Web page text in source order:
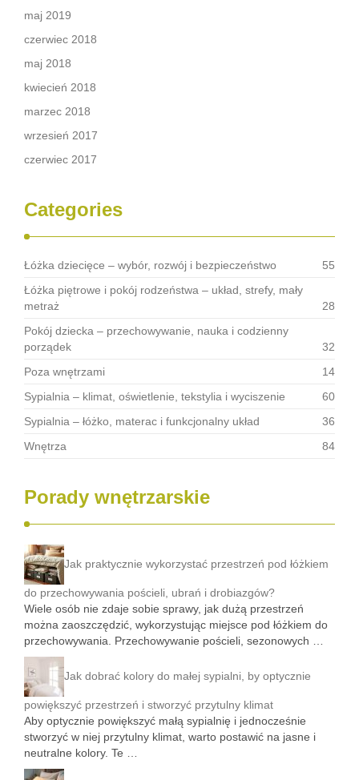
maj 2019
czerwiec 2018
maj 2018
kwiecień 2018
marzec 2018
wrzesień 2017
czerwiec 2017
Categories
Łóżka dziecięce – wybór, rozwój i bezpieczeństwo
55
Łóżka piętrowe i pokój rodzeństwa – układ, strefy, mały
metraż
28
Pokój dziecka – przechowywanie, nauka i codzienny
porządek
32
Poza wnętrzami
14
Sypialnia – klimat, oświetlenie, tekstylia i wyciszenie
60
Sypialnia – łóżko, materac i funkcjonalny układ
36
Wnętrza
84
Porady wnętrzarskie
Jak praktycznie wykorzystać przestrzeń pod łóżkiem
do przechowywania pościeli, ubrań i drobiazgów?
Wiele osób nie zdaje sobie sprawy, jak dużą przestrzeń
można zaoszczędzić, wykorzystując miejsce pod łóżkiem do
przechowywania. Przechowywanie pościeli, sezonowych …
Jak dobrać kolory do małej sypialni, by optycznie
powiększyć przestrzeń i stworzyć przytulny klimat
Aby optycznie powiększyć małą sypialnię i jednocześnie
stworzyć w niej przytulny klimat, warto postawić na jasne i
neutralne kolory. Te …